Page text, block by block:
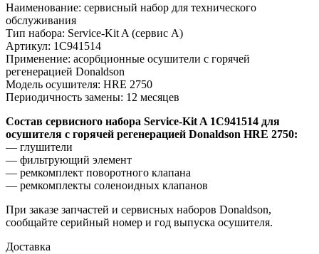
Наименование: сервисный набор для технического
обслуживания
Тип набора: Service-Kit A (сервис А)
Артикул: 1C941514
Применение: асорбционные осушители с горячей
регенерацией Donaldson
Модель осушителя: HRE 2750
Периодичность замены: 12 месяцев
Состав сервисного набора Service-Kit A 1C941514 для
осушителя с горячей регенерацией Donaldson HRE 2750:
— глушители
— фильтрующий элемент
— ремкомплект поворотного клапана
— ремкомплекты соленоидных клапанов
При заказе запчастей и сервисных наборов Donaldson,
сообщайте серийный номер и год выпуска осушителя.
Доставка